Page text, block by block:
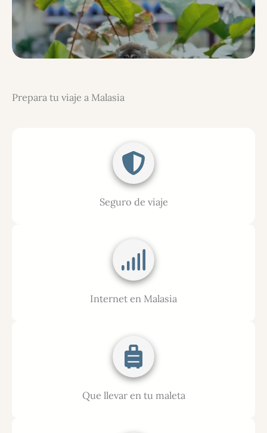
Prepara tu viaje a Malasia
Seguro de viaje
Internet en Malasia
Que llevar en tu maleta